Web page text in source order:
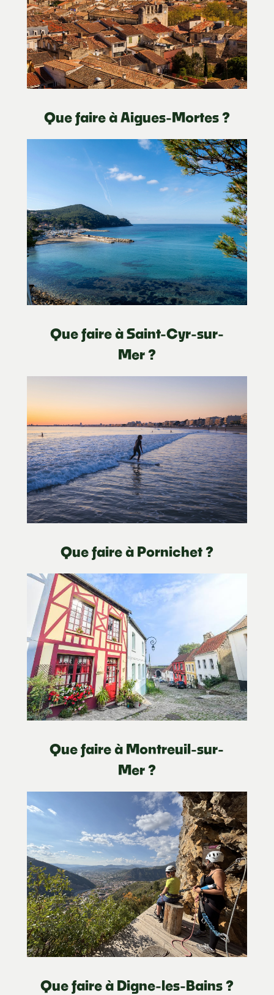
Que faire à Aigues-Mortes ?
Que faire à Saint-Cyr-sur-
Mer ?
Que faire à Pornichet ?
Que faire à Montreuil-sur-
Mer ?
Que faire à Digne-les-Bains ?